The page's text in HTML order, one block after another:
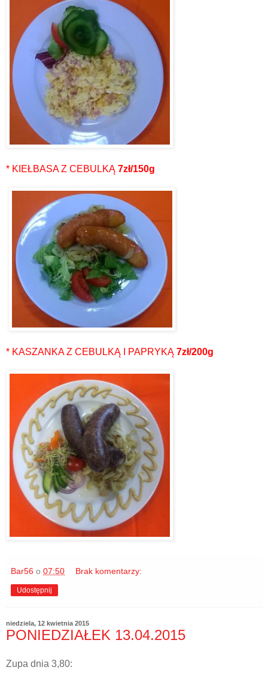
* KIEŁBASA Z CEBULKĄ 7zł/150g
* KASZANKA Z CEBULKĄ I PAPRYKĄ 7zł/200g
Bar56 o 07:50 Brak komentarzy:
Udostępnij
niedziela, 12 kwietnia 2015
PONIEDZIAŁEK 13.04.2015
Zupa dnia 3,80: